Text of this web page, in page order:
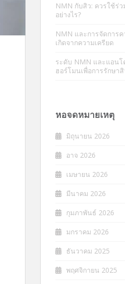
NMN กับสิว: ควรใช้ร่
อย่างไร?
NMN และการจัดการ
เกิดจากความเครียด
ระดับ NMN และแอนโ
ฮอร์โมนเพื่อการรักษาสิ
หอจดหมายเหตุ
มิถุนายน 2026
อาจ 2026
เมษายน 2026
มีนาคม 2026
กุมภาพันธ์ 2026
มกราคม 2026
ธันวาคม 2025
พฤศจิกายน 2025